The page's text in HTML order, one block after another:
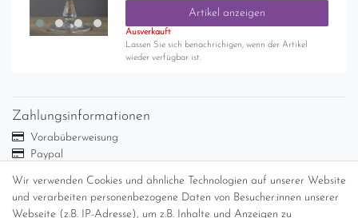
Artikel anzeigen
Ausverkauft
Lassen Sie sich benachrichigen, wenn der Artikel
wieder verfügbar ist.
Wir verwenden Cookies und ähnliche Technologien auf unserer Website
und verarbeiten personenbezogene Daten von Besucher:innen unserer
Webseite (z.B. IP-Adresse), um z.B. Inhalte und Anzeigen zu
Zahlungsinformationen
Vorabüberweisung
Paypal
Versandinformationen